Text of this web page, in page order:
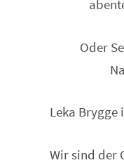
Oder
Leka
Wir sind der